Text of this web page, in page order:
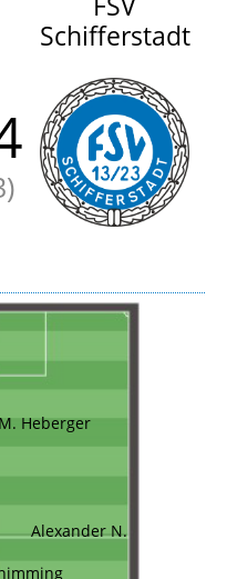
Schifferstadt
Heberger
Alexander N.